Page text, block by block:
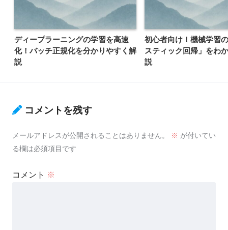
ディープラーニングの学習を高速
化！バッチ正規化を分かりやすく解
説
初心者向け！機械学習
スティック回帰」をわ
説
コメントを残す
メールアドレスが公開されることはありません。 ※ が付いてい
る欄は必須項目です
コメント ※